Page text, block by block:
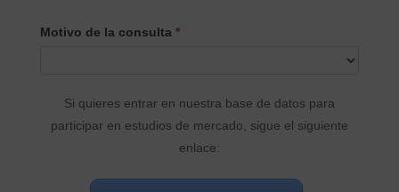
CONTACTO
Motivo de la consulta *
Si quieres entrar en nuestra base de datos para
participar en estudios de mercado, sigue el siguiente
enlace: